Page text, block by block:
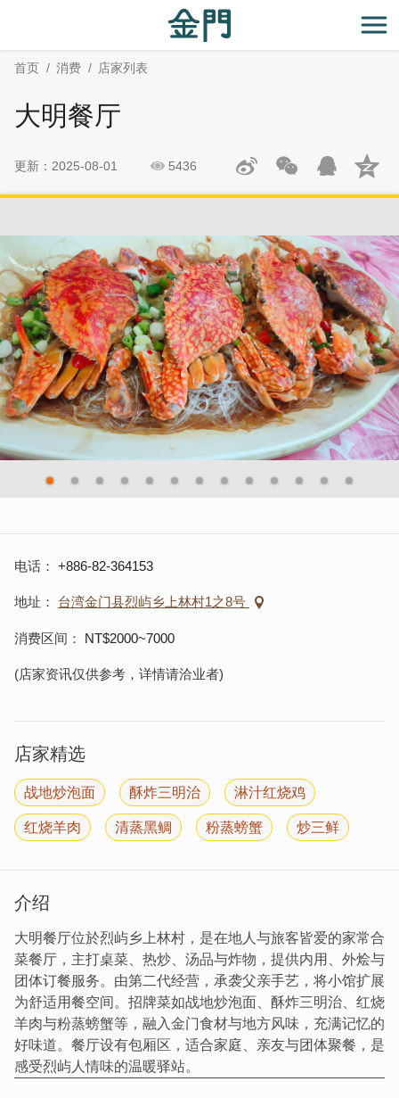
主
开
首页 消费 店家列表
大明餐厅
更新：2025-08-01 5436
社
电话 +886-82-364153
地址 台湾金门县烈屿乡上林村1之8号
消费区间 NT$2000~7000
(店家资讯仅供参考，详情请洽业者)
店家精选
战地炒泡面 酥炸三明治 淋汁红烧鸡
红烧羊肉 清蒸黑鲷 粉蒸螃蟹 炒三鲜
介绍
大明餐厅位於烈屿乡上林村，是在地人与旅客皆爱的家常合
菜餐厅，主打桌菜、热炒、汤品与炸物，提供内用、外烩与
团体订餐服务。由第二代经营，承袭父亲手艺，将小馆扩展
为舒适用餐空间。招牌菜如战地炒泡面、酥炸三明治、红烧
羊肉与粉蒸螃蟹等，融入金门食材与地方风味，充满记忆的
好味道。餐厅设有包厢区，适合家庭、亲友与团体聚餐，是
感受烈屿人情味的温暖驿站。